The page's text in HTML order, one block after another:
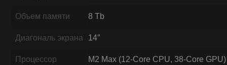
Объем памяти 8 Tb
Диагональ экрана 14″
Процессор M2 Max (12-Core CPU, 38-Core GPU)